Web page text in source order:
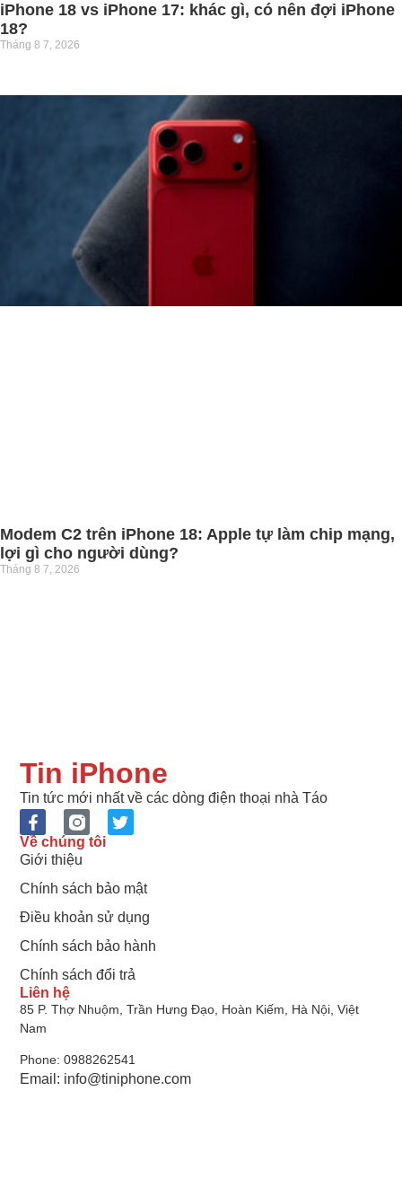
iPhone 18 vs iPhone 17: khác gì, có nên đợi iPhone
18?
Tháng 8 7, 2026
Modem C2 trên iPhone 18: Apple tự làm chip mạng,
lợi gì cho người dùng?
Tháng 8 7, 2026
Tin iPhone
Tin tức mới nhất về các dòng điện thoại nhà Táo
Liên hệ
85 P. Thợ Nhuộm, Trần Hưng Đạo, Hoàn Kiếm, Hà Nội, Việt
Nam
Phone: 0988262541
Email: info@tiniphone.com
Về chúng tôi
Giới thiệu
Chính sách bảo mật
Điều khoản sử dụng
Chính sách bảo hành
Chính sách đổi trả